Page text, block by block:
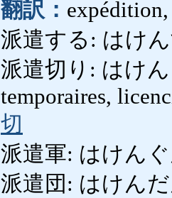
翻訳：
派遣する: はけん
派遣切り: はけん
temporaires,
切
派遣軍: はけん
派遣団: はけん